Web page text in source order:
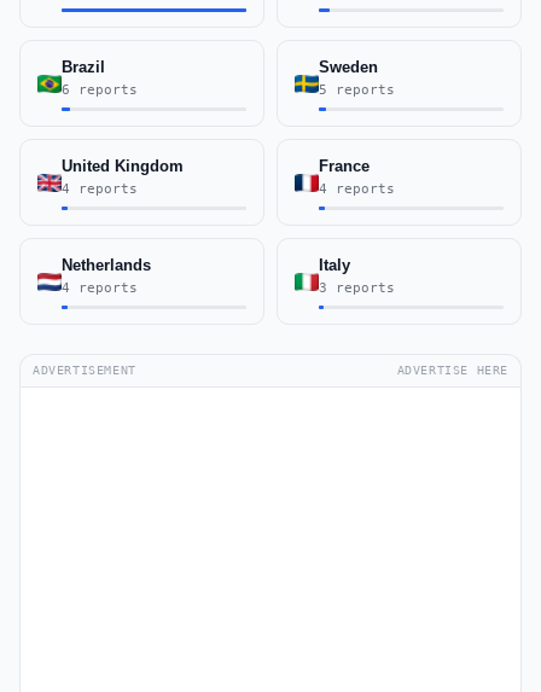
Brazil
6 reports
Sweden
5 reports
United Kingdom
4 reports
France
4 reports
Netherlands
4 reports
Italy
3 reports
ADVERTISEMENT ADVERTISE HERE